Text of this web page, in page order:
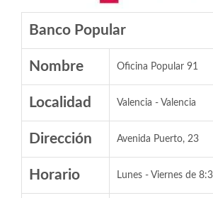
Banco Popular
Nombre Oficina Popular 91
Localidad Valencia - Valencia
Dirección Avenida Puerto, 23
Horario Lunes - Viernes de